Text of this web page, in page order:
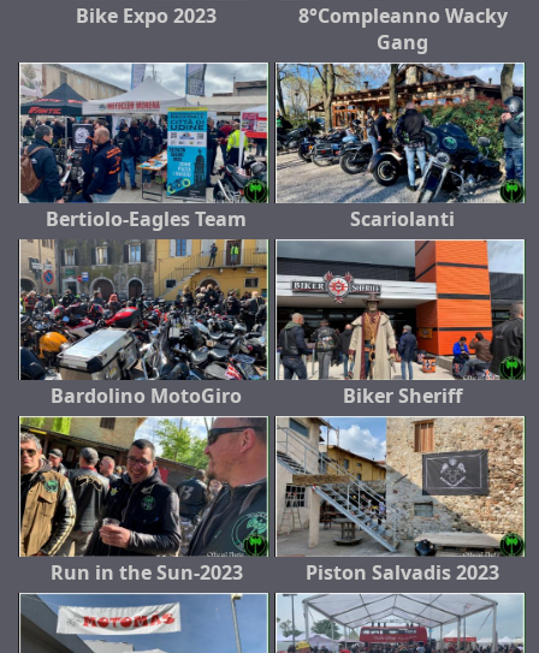
Bike Expo 2023
8°Compleanno Wacky
Gang
Bertiolo-Eagles Team Scariolanti
Bardolino MotoGiro Biker Sheriff
Run in the Sun-2023 Piston Salvadis 2023